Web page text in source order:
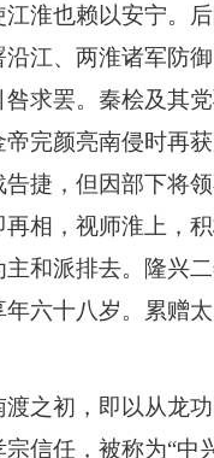
淮也赖以安宁。
江、两淮诸军防御
求罢。秦桧及其
完颜亮南侵时再
捷，但因部下将
相，视师淮上，
和派排去。隆兴二
六十八岁。累赠
初，即以从龙功
信任，被称为“中